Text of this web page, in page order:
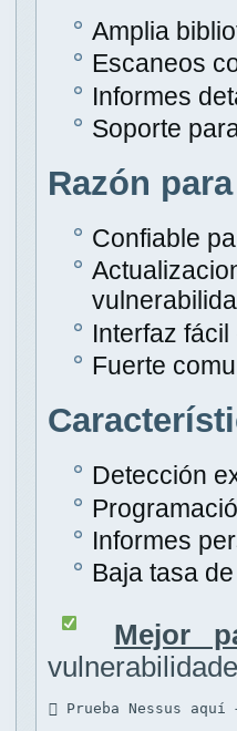
Amplia
Escaneos
Informes
Soporte
Razón
Confiable
Interfaz
Fuerte
Detección
Informes
Baja tasa
Mejor
 Prueba Nessus aquí